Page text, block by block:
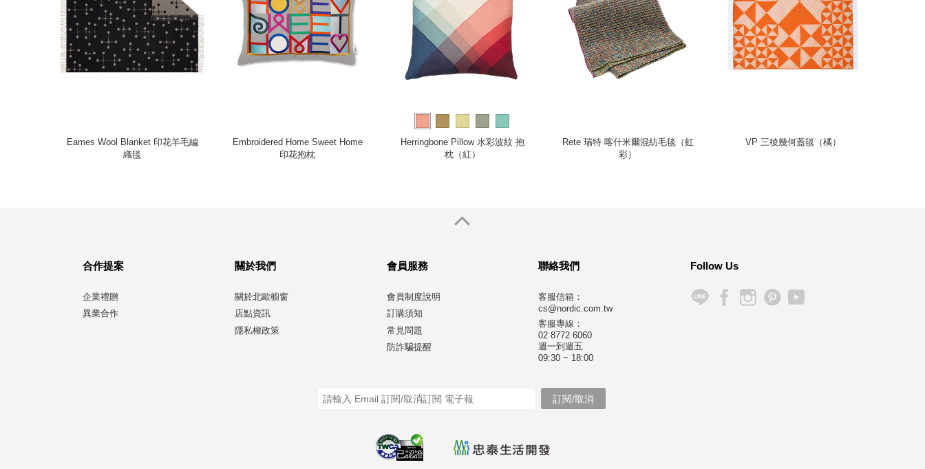
Eames Wool Blanket 印花羊毛編
織毯
Embroidered Home Sweet Home
印花抱枕
Herringbone Pillow 水彩波紋 抱
枕（紅）
Rete 瑞特 喀什米爾混紡毛毯（虹
彩）
VP 三稜幾何蓋毯（橘）
合作提案
企業禮贈
異業合作
關於我們
關於北歐櫥窗
店點資訊
隱私權政策
會員服務
會員制度說明
訂購須知
常見問題
防詐騙提醒
聯絡我們
客服信箱：
cs@nordic.com.tw
客服專線：
02 8772 6060
週一到週五
09:30 ~ 18:00
Follow Us
已認證